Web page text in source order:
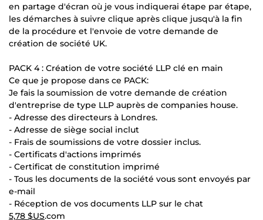
en partage d'écran où je vous indiquerai étape par étape,
les démarches à suivre clique après clique jusqu'à la fin
de la procédure et l'envoie de votre demande de
création de société UK.
PACK 4 : Création de votre société LLP clé en main
Ce que je propose dans ce PACK:
Je fais la soumission de votre demande de création
d'entreprise de type LLP auprès de companies house.
- Adresse des directeurs à Londres.
- Adresse de siège social inclut
- Frais de soumissions de votre dossier inclus.
- Certificats d'actions imprimés
- Certificat de constitution imprimé
- Tous les documents de la société vous sont envoyés par
e-mail
- Réception de vos documents LLP sur le chat
5,78 $US.com